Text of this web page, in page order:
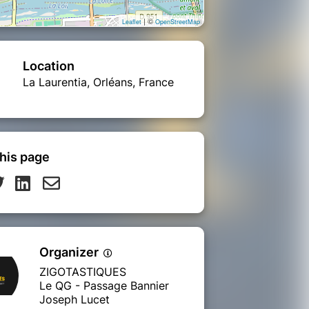
Leaflet| ©OpenStreetMap
Location
La Laurentia, Orléans, France
page
Organizer
ZIGOTASTIQUES
Le QG - Passage Bannier
Joseph Lucet